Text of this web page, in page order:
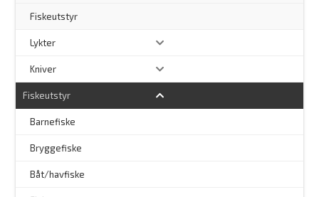
Fiskeutstyr
Lykter
Kniver
Fiskeutstyr
Barnefiske
Bryggefiske
Båt/havfiske